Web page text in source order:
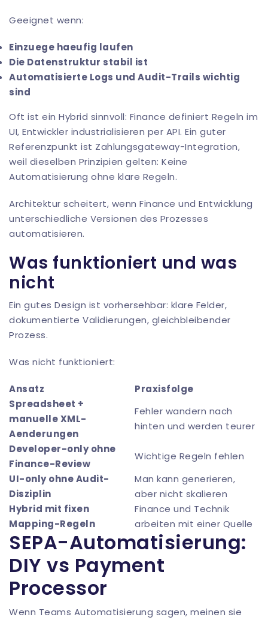
Geeignet wenn:
Einzuege haeufig laufen
Die Datenstruktur stabil ist
Automatisierte Logs und Audit-Trails wichtig
sind
Oft ist ein Hybrid sinnvoll: Finance definiert Regeln im
UI, Entwickler industrialisieren per API. Ein guter
Referenzpunkt ist Zahlungsgateway-Integration,
weil dieselben Prinzipien gelten: Keine
Automatisierung ohne klare Regeln.
Architektur scheitert, wenn Finance und Entwicklung
unterschiedliche Versionen des Prozesses
automatisieren.
Was funktioniert und was
nicht
Ein gutes Design ist vorhersehbar: klare Felder,
dokumentierte Validierungen, gleichbleibender
Prozess.
Was nicht funktioniert:
Ansatz
Praxisfolge
Spreadsheet +
manuelle XML-
Aenderungen
Fehler wandern nach
hinten und werden teurer
Developer-only ohne
Finance-Review
Wichtige Regeln fehlen
UI-only ohne Audit-
Disziplin
Man kann generieren,
aber nicht skalieren
Hybrid mit fixen
Mapping-Regeln
Finance und Technik
arbeiten mit einer Quelle
SEPA-Automatisierung:
DIY vs Payment
Processor
Wenn Teams Automatisierung sagen, meinen sie